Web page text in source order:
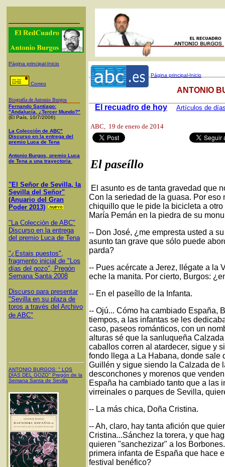
Página principal-Inicio
Correo
Biografía de Antonio Burgos
Fernando Santiago:
"Andalucía, ¿Tercer Mundo?"
(El País, 10/7/2006)
La Colección de ABC"
Discurso en la entrega del
premio Luca de Tena
Antonio Burgos, premio Luca
de Tena a una trayectoria
"El Señor de Sevilla, la
Sevilla del Señor"
(Anuario del Gran
Poder 2013)
"La Colección de ABC"
Discurso en la entrega
del premio Luca de Tena
"¿Estais puestos",
fragmento inicial de "Los
días del gozo", Pregón
Semana Santa 2008
Discurso para presentar
"Sevilla en su plaza de
toros a través del Archivo
de ABC"
ANTONIO BURGOS: " LOS
DÍAS DEL GOZO" Pregón de la
Semana Santa de Sevilla
Página principal-Inicio
El recuadro de hoy Artículos de
ANTONIO
ABC, 19 de enero de 2014
El paseíllo
El asunto es de tanta gravedad que
Con la seriedad de la guasa. Por
chiquillo que le pide la bicicleta a
María Pemán en la piedra de su
-- Don José, ¿me empresta usted a
asunto tan grave que sólo puede
parda?
-- Pues acércate a Jerez, llégate a la
eche la manita. Por cierto, Burgos:
-- En el paseíllo de la Infanta.
-- Ojú... Cómo ha cambiado España,
tiempos, a las infantas se les
caso, paseos románticos, con un
alturas sé que la sanluqueña
caballos corren al atardecer, sigue y
fondo llega a La Habana, donde sale
Guillén y sigue siendo la Calzada de
desconchones y morenos que
España ha cambiado tanto que a las
virreinales o parques de Sevilla,
-- La más chica, Doña Cristina.
-- Ah, claro, hay tanta afición que
Cristina...Sánchez la torera, y que
quieren "sanchezizar" a los
primera infanta de España que hace
festival benéfico?